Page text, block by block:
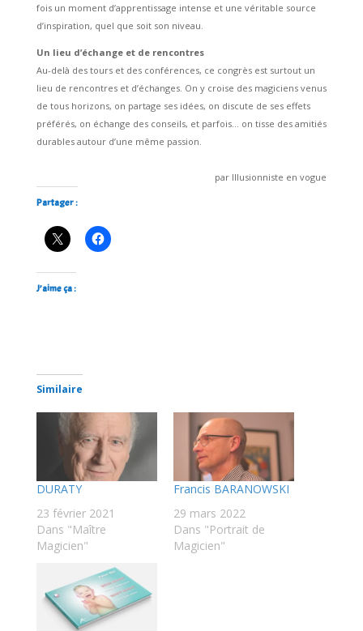
fois un moment d’apprentissage intense et une véritable source
d’inspiration, quel que soit son niveau.
Un lieu d’échange et de rencontres
Au-delà des tours et des conférences, ce congrès est surtout un
lieu de rencontres et d’échanges. On y croise des magiciens venus
de tous horizons, on partage ses idées, on discute de ses effets
préférés, on échange des conseils, et parfois… on tisse des amitiés
durables autour d’une même passion.
par Illusionniste en vogue
Partager :
J’aime ça :
Similaire
DURATY
23 février 2021
Dans "Maître
Magicien"
Francis BARANOWSKI
29 mars 2022
Dans "Portrait de
Magicien"